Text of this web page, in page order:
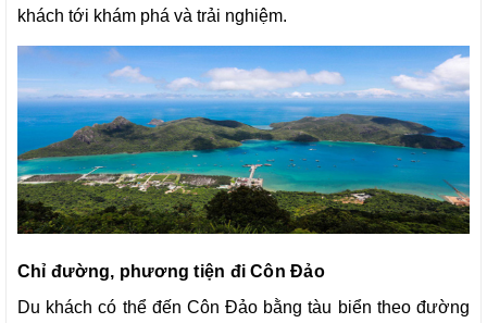
khách tới khám phá và trải nghiệm.
Chỉ đường, phương tiện đi Côn Đảo
Du khách có thể đến Côn Đảo bằng tàu biển theo đường